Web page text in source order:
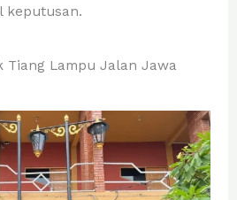
keputusan.
Tiang Lampu Jalan Jawa